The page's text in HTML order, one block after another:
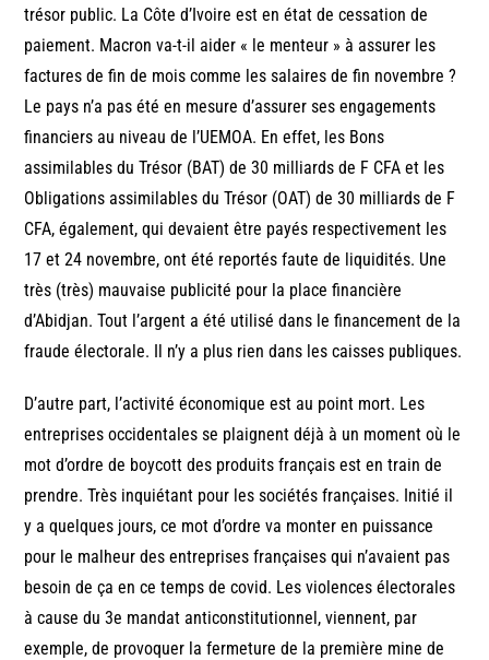
trésor public. La Côte d’Ivoire est en état de cessation de
paiement. Macron va-t-il aider « le menteur » à assurer les
factures de fin de mois comme les salaires de fin novembre ?
Le pays n’a pas été en mesure d’assurer ses engagements
financiers au niveau de l’UEMOA. En effet, les Bons
assimilables du Trésor (BAT) de 30 milliards de F CFA et les
Obligations assimilables du Trésor (OAT) de 30 milliards de F
CFA, également, qui devaient être payés respectivement les
17 et 24 novembre, ont été reportés faute de liquidités. Une
très (très) mauvaise publicité pour la place financière
d’Abidjan. Tout l’argent a été utilisé dans le financement de la
fraude électorale. Il n’y a plus rien dans les caisses publiques.
D’autre part, l’activité économique est au point mort. Les
entreprises occidentales se plaignent déjà à un moment où le
mot d’ordre de boycott des produits français est en train de
prendre. Très inquiétant pour les sociétés françaises. Initié il
y a quelques jours, ce mot d’ordre va monter en puissance
pour le malheur des entreprises françaises qui n’avaient pas
besoin de ça en ce temps de covid. Les violences électorales
à cause du 3e mandat anticonstitutionnel, viennent, par
exemple, de provoquer la fermeture de la première mine de